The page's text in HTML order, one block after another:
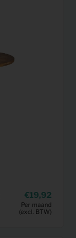
19,92
Per maand
(excl. BTW)